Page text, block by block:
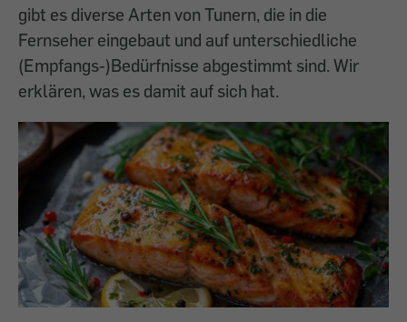
gibt es diverse Arten von Tunern, die in die
Fernseher eingebaut und auf unterschiedliche
(Empfangs-)Bedürfnisse abgestimmt sind. Wir
erklären, was es damit auf sich hat.